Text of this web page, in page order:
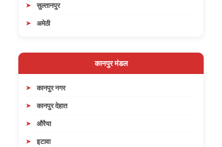
सुल्तानपुर
अमेठी
कानपुर मंडल
कानपुर नगर
कानपुर देहात
औरैया
इटावा